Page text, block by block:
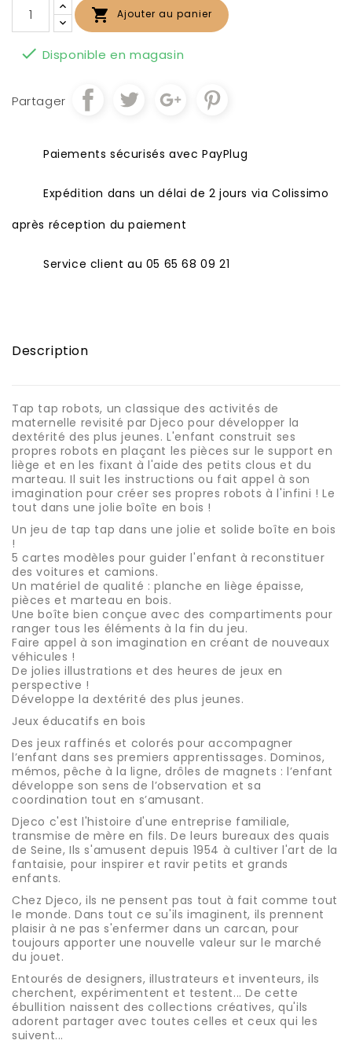
 Ajouter au panier
 Disponible en magasin
Partager
Paiements sécurisés avec PayPlug
Expédition dans un délai de 2 jours via Colissimo
après réception du paiement
Service client au 05 65 68 09 21
Description
Tap tap robots, un classique des activités de
maternelle revisité par Djeco pour développer la
dextérité des plus jeunes. L'enfant construit ses
propres robots en plaçant les pièces sur le support en
liège et en les fixant à l'aide des petits clous et du
marteau. Il suit les instructions ou fait appel à son
imagination pour créer ses propres robots à l'infini ! Le
tout dans une jolie boîte en bois !
Un jeu de tap tap dans une jolie et solide boîte en bois
!
5 cartes modèles pour guider l'enfant à reconstituer
des voitures et camions.
Un matériel de qualité : planche en liège épaisse,
pièces et marteau en bois.
Une boîte bien conçue avec des compartiments pour
ranger tous les éléments à la fin du jeu.
Faire appel à son imagination en créant de nouveaux
véhicules !
De jolies illustrations et des heures de jeux en
perspective !
Développe la dextérité des plus jeunes.
Jeux éducatifs en bois
Des jeux raffinés et colorés pour accompagner
l’enfant dans ses premiers apprentissages. Dominos,
mémos, pêche à la ligne, drôles de magnets : l’enfant
développe son sens de l’observation et sa
coordination tout en s’amusant.
Djeco c'est l'histoire d'une entreprise familiale,
transmise de mère en fils. De leurs bureaux des quais
de Seine, Ils s'amusent depuis 1954 à cultiver l'art de la
fantaisie, pour inspirer et ravir petits et grands
enfants.
Chez Djeco, ils ne pensent pas tout à fait comme tout
le monde. Dans tout ce su'ils imaginent, ils prennent
plaisir à ne pas s'enfermer dans un carcan, pour
toujours apporter une nouvelle valeur sur le marché
du jouet.
Entourés de designers, illustrateurs et inventeurs, ils
cherchent, expérimentent et testent... De cette
ébullition naissent des collections créatives, qu'ils
adorent partager avec toutes celles et ceux qui les
suivent...